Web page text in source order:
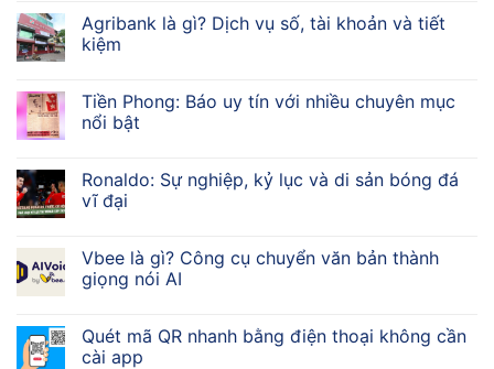
Agribank là gì? Dịch vụ số, tài khoản và tiết
kiệm
Tiền Phong: Báo uy tín với nhiều chuyên mục
nổi bật
Ronaldo: Sự nghiệp, kỷ lục và di sản bóng đá
vĩ đại
Vbee là gì? Công cụ chuyển văn bản thành
giọng nói AI
Quét mã QR nhanh bằng điện thoại không cần
cài app